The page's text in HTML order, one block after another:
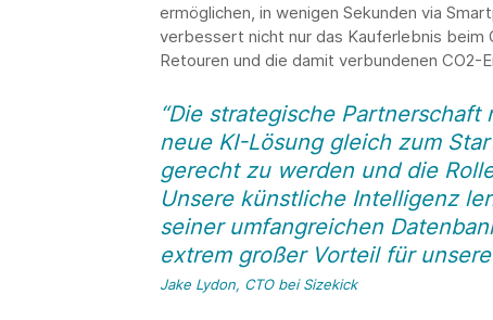
ermöglichen, in wenigen Sekunden via
verbessert nicht nur das Kauferlebnis beim
Retouren und die damit verbundenen CO2-
“Die strategische
neue KI-Lösung gleich zum
gerecht zu werden und die
Unsere künstliche Intelligenz
seiner umfangreichen
extrem großer Vorteil für unsere
Jake Lydon, CTO bei Sizekick